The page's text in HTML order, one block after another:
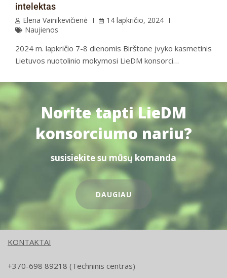
intelektas
Elena Vainikevičienė
14 lapkričio, 2024
Naujienos
2024 m. lapkričio 7-8 dienomis Birštone įvyko kasmetinis
Lietuvos nuotolinio mokymosi LieDM konsorci…
Norite tapti LieDM
konsorciumo nariu?
susisiekite su mūsų komanda
DAUGIAU
KONTAKTAI
+370-698 89218 (Techninis centras)